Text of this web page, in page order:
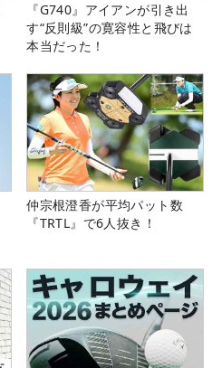
『G740』アイアンが引き出
す“反則級”の寛容性と飛びは
本当だった！
仲宗根澄香が平均パット数
『TRTL』で6人抜き！